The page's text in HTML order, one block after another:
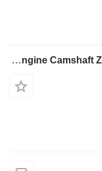
عمود الكامات Hyundai Robex R140lc-9a, R160lc-9a, R180lc-9a, Engine Camshaft Zuac-0035 ZUAC-00358 لـ حفارة Hyundai Robex R140lc-9a, R160lc-9a, R180lc-9a